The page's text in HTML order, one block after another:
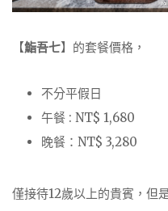
【鮨吾七】的套餐價格，
不分平假日
午餐 : NT$ 1,680
晚餐：NT$ 3,280
僅接待12歲以上的貴賓，但